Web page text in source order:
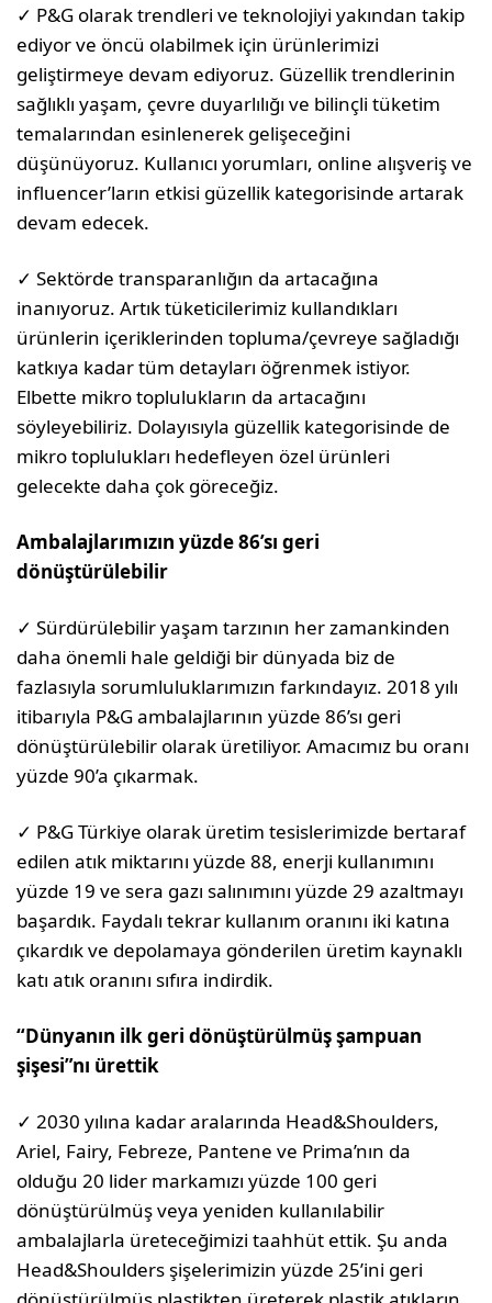
✓ P&G olarak trendleri ve teknolojiyi yakından takip
ediyor ve öncü olabilmek için ürünlerimizi
geliştirmeye devam ediyoruz. Güzellik trendlerinin
sağlıklı yaşam, çevre duyarlılığı ve bilinçli tüketim
temalarından esinlenerek gelişeceğini
düşünüyoruz. Kullanıcı yorumları, online alışveriş ve
influencer’ların etkisi güzellik kategorisinde artarak
devam edecek.
✓ Sektörde transparanlığın da artacağına
inanıyoruz. Artık tüketicilerimiz kullandıkları
ürünlerin içeriklerinden topluma/çevreye sağladığı
katkıya kadar tüm detayları öğrenmek istiyor.
Elbette mikro toplulukların da artacağını
söyleyebiliriz. Dolayısıyla güzellik kategorisinde de
mikro toplulukları hedefleyen özel ürünleri
gelecekte daha çok göreceğiz.
Ambalajlarımızın yüzde 86’sı geri
dönüştürülebilir
✓ Sürdürülebilir yaşam tarzının her zamankinden
daha önemli hale geldiği bir dünyada biz de
fazlasıyla sorumluluklarımızın farkındayız. 2018 yılı
itibarıyla P&G ambalajlarının yüzde 86’sı geri
dönüştürülebilir olarak üretiliyor. Amacımız bu oranı
yüzde 90’a çıkarmak.
✓ P&G Türkiye olarak üretim tesislerimizde bertaraf
edilen atık miktarını yüzde 88, enerji kullanımını
yüzde 19 ve sera gazı salınımını yüzde 29 azaltmayı
başardık. Faydalı tekrar kullanım oranını iki katına
çıkardık ve depolamaya gönderilen üretim kaynaklı
katı atık oranını sıfıra indirdik.
“Dünyanın ilk geri dönüştürülmüş şampuan
şişesi”nı ürettik
✓ 2030 yılına kadar aralarında Head&Shoulders,
Ariel, Fairy, Febreze, Pantene ve Prima’nın da
olduğu 20 lider markamızı yüzde 100 geri
dönüştürülmüş veya yeniden kullanılabilir
ambalajlarla üreteceğimizi taahhüt ettik. Şu anda
Head&Shoulders şişelerimizin yüzde 25’ini geri